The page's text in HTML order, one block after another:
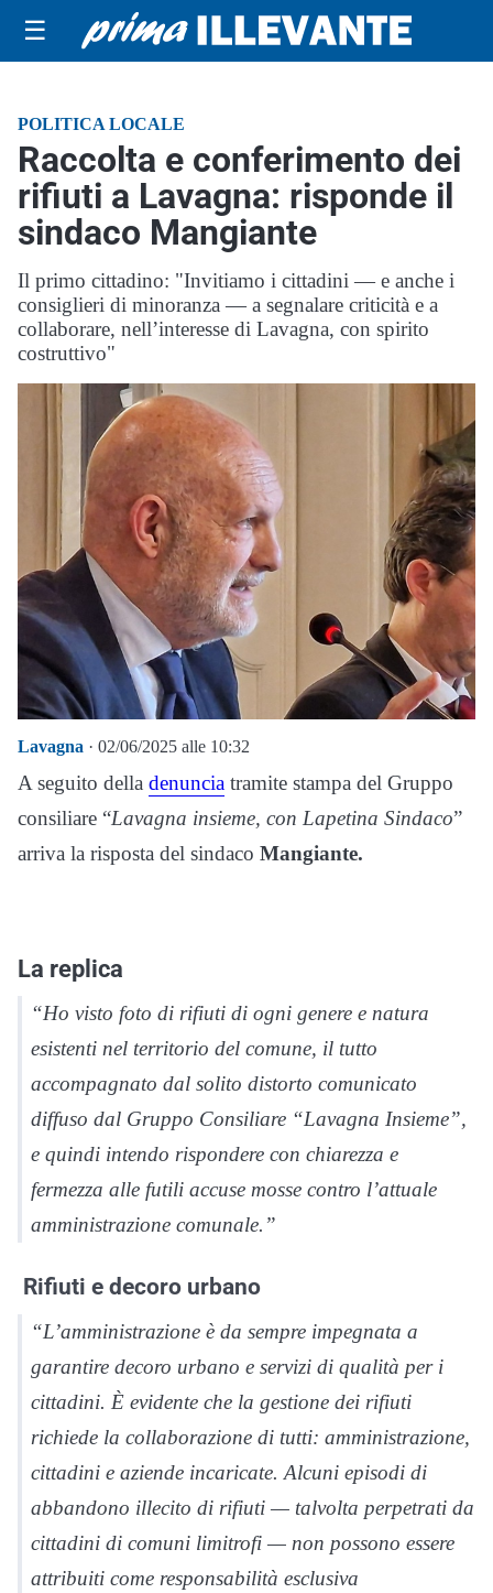
☰
POLITICA LOCALE
Raccolta e conferimento dei
rifiuti a Lavagna: risponde il
sindaco Mangiante
Il primo cittadino: "Invitiamo i cittadini — e anche i
consiglieri di minoranza — a segnalare criticità e a
collaborare, nell’interesse di Lavagna, con spirito
costruttivo"
Lavagna · 02/06/2025 alle 10:32
A seguito della denuncia tramite stampa del Gruppo
consiliare “Lavagna insieme, con Lapetina Sindaco”
arriva la risposta del sindaco Mangiante.
La replica
“Ho visto foto di rifiuti di ogni genere e natura
esistenti nel territorio del comune, il tutto
accompagnato dal solito distorto comunicato
diffuso dal Gruppo Consiliare “Lavagna Insieme”,
e quindi intendo rispondere con chiarezza e
fermezza alle futili accuse mosse contro l’attuale
amministrazione comunale.”
Rifiuti e decoro urbano
“L’amministrazione è da sempre impegnata a
garantire decoro urbano e servizi di qualità per i
cittadini. È evidente che la gestione dei rifiuti
richiede la collaborazione di tutti: amministrazione,
cittadini e aziende incaricate. Alcuni episodi di
abbandono illecito di rifiuti — talvolta perpetrati da
cittadini di comuni limitrofi — non possono essere
attribuiti come responsabilità esclusiva